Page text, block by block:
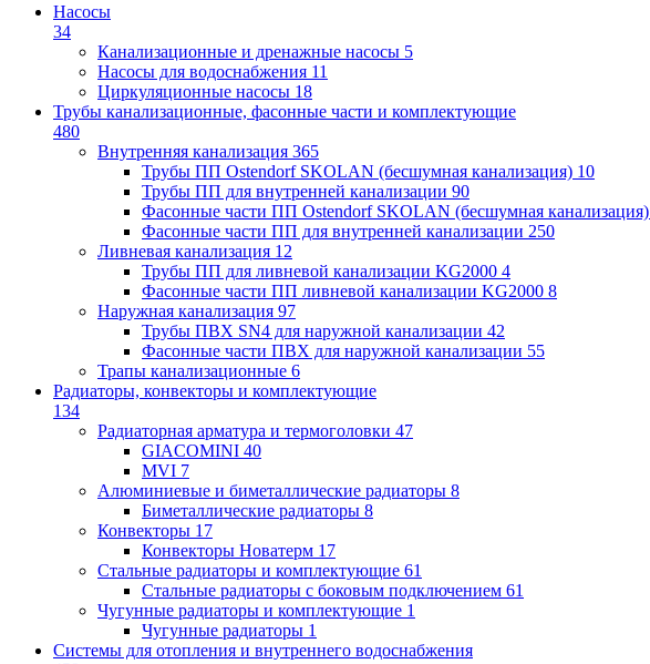
Насосы
34
Канализационные и дренажные насосы 5
Насосы для водоснабжения 11
Циркуляционные насосы 18
Трубы канализационные, фасонные части и комплектующие
480
Внутренняя канализация 365
Трубы ПП Ostendorf SKOLAN (бесшумная канализация) 10
Трубы ПП для внутренней канализации 90
Фасонные части ПП Ostendorf SKOLAN (бесшумная канализация)
Фасонные части ПП для внутренней канализации 250
Ливневая канализация 12
Трубы ПП для ливневой канализации KG2000 4
Фасонные части ПП ливневой канализации KG2000 8
Наружная канализация 97
Трубы ПВХ SN4 для наружной канализации 42
Фасонные части ПВХ для наружной канализации 55
Трапы канализационные 6
Радиаторы, конвекторы и комплектующие
134
Радиаторная арматура и термоголовки 47
GIACOMINI 40
MVI 7
Алюминиевые и биметаллические радиаторы 8
Биметаллические радиаторы 8
Конвекторы 17
Конвекторы Новатерм 17
Стальные радиаторы и комплектующие 61
Стальные радиаторы с боковым подключением 61
Чугунные радиаторы и комплектующие 1
Чугунные радиаторы 1
Системы для отопления и внутреннего водоснабжения